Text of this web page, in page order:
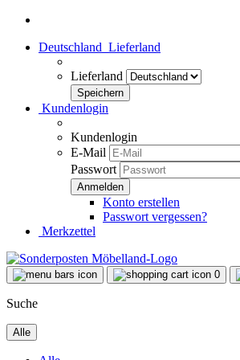
Deutschland Lieferland
Lieferland
Kundenlogin
Kundenlogin
E-Mail
Passwort
Konto erstellen
Passwort vergessen?
Merkzettel
0
Suche
Alle